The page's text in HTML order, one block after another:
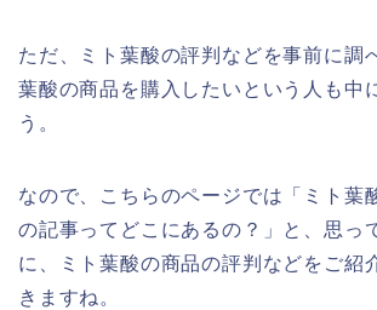
ただ、ミト葉酸の評判などを事前に調
葉酸の商品を購入したいという人も中
う。
なので、こちらのページでは「ミト葉
の記事ってどこにあるの？」と、思っ
に、ミト葉酸の商品の評判などをご紹
きますね。